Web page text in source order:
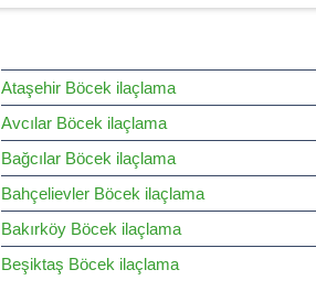
Ataşehir Böcek ilaçlama
Avcılar Böcek ilaçlama
Bağcılar Böcek ilaçlama
Bahçelievler Böcek ilaçlama
Bakırköy Böcek ilaçlama
Beşiktaş Böcek ilaçlama